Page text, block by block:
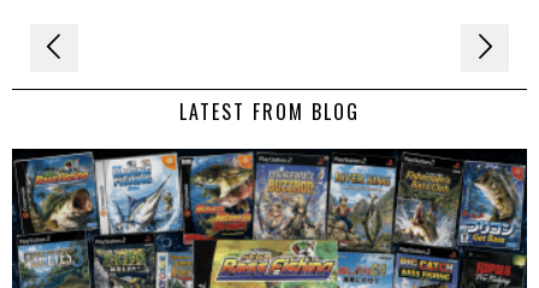
Navigation
de LATEST FROM BLOG